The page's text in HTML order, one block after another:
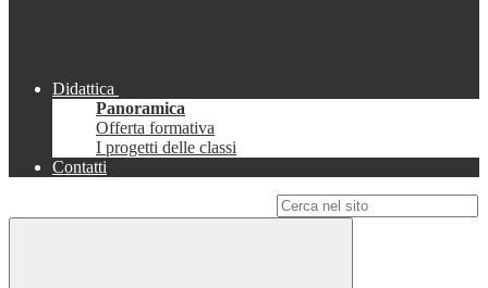
Didattica
Panoramica
Offerta formativa
I progetti delle classi
Contatti